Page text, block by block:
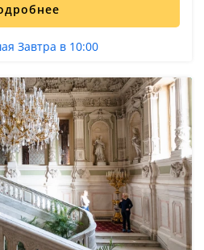
Завтра в 10:00